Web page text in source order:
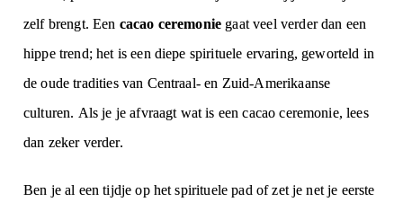
zelf brengt. Een cacao ceremonie gaat veel verder dan een
hippe trend; het is een diepe spirituele ervaring, geworteld in
de oude tradities van Centraal- en Zuid-Amerikaanse
culturen. Als je je afvraagt wat is een cacao ceremonie, lees
dan zeker verder.
Ben je al een tijdje op het spirituele pad of zet je net je eerste